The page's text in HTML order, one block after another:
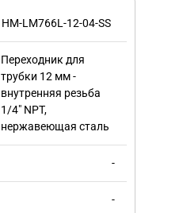
HM-LM766L-12-04-SS
Переходник для
трубки 12 мм -
внутренняя резьба
1/4" NPT,
нержавеющая сталь
-
-